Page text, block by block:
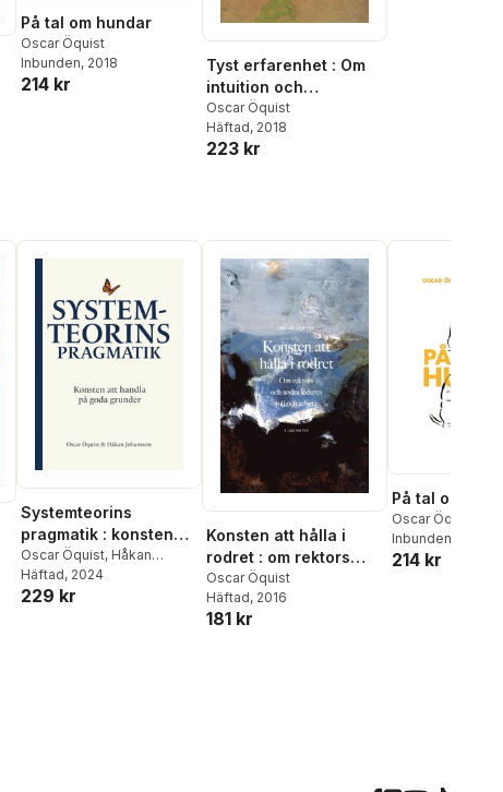
På tal om hundar
Oscar Öquist
Inbunden, 2018
214 kr
Tyst erfarenhet : Om
intuition och
sinnlighet i en
teknikpräglad kultur
Oscar Öquist
Häftad, 2018
223 kr
Systemteorins
pragmatik : konsten
att handla på goda
grunder
Oscar Öquist, Håkan
Johansson
Häftad, 2024
229 kr
Konsten att hålla i
rodret : om rektors
och andra ledares roll
och arbete
Oscar Öquist
Häftad, 2016
181 kr
På tal om
Oscar Öquist
Inbunden
214 kr